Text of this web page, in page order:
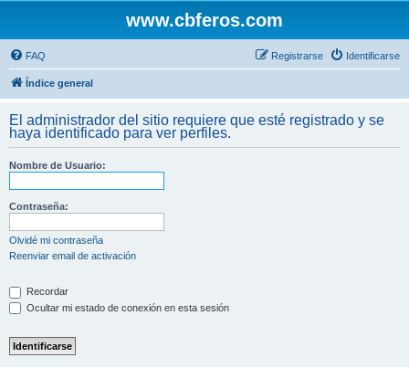
www.cbferos.com
FAQ Identificarse
Registrarse
Índice general
El administrador del sitio requiere que esté registrado y se
haya identificado para ver perfiles.
Nombre de Usuario:
Contraseña:
Olvidé mi contraseña
Reenviar email de activación
Recordar
Ocultar mi estado de conexión en esta sesión